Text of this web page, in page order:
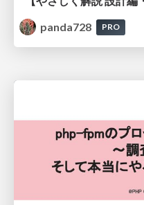
panda728
PRO